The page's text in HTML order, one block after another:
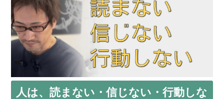
人は、読まない・信じない・行動しな